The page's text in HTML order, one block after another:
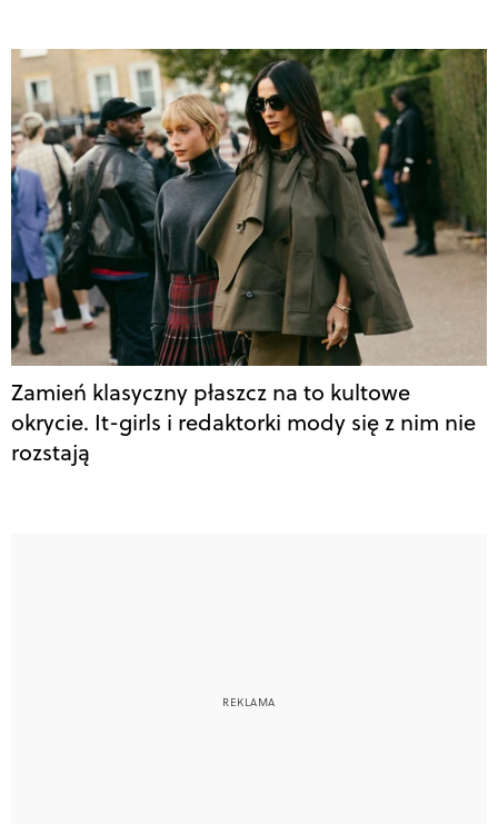
Zamień klasyczny płaszcz na to kultowe
okrycie. It-girls i redaktorki mody się z nim nie
rozstają